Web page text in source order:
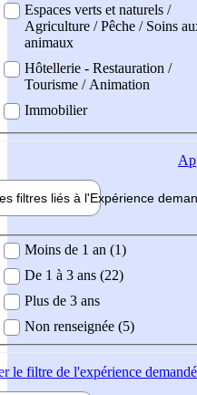
Espaces verts et naturels /
Agriculture / Pêche / Soins
animaux
Hôtellerie - Restauration /
Tourisme / Animation
Immobilier
filtres liés à l'Expérience
demandée
Moins de 1 an (1)
De 1 à 3 ans (22)
Plus de 3 ans
Non renseignée (5)
le filtre de l'expérience